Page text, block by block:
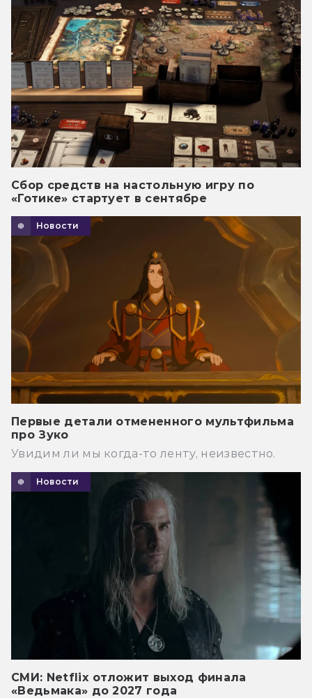
Сбор средств на настольную игру по
«Готике» стартует в сентябре
Новости
Первые детали отмененного мультфильма
про Зуко
Увидим ли мы когда-то ленту, неизвестно.
Новости
СМИ: Netflix отложит выход финала
«Ведьмака» до 2027 года